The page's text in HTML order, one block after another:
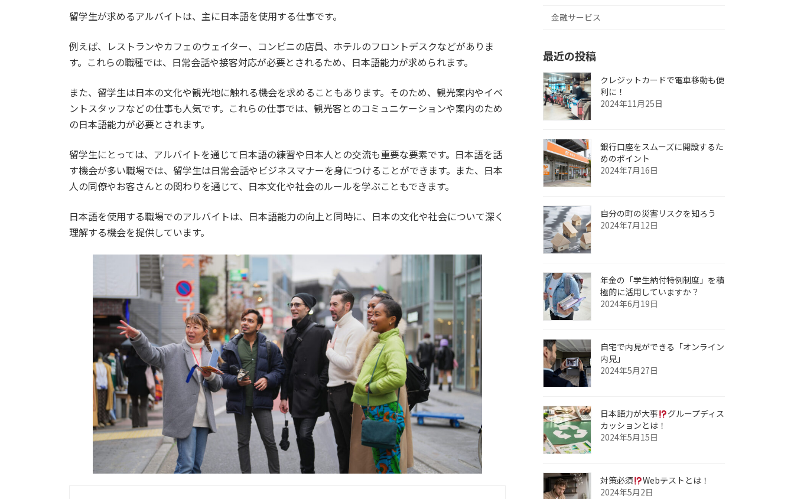
留学生が求めるアルバイトは、主に日本語を使用する仕事です。
例えば、レストランやカフェのウェイター、コンビニの店員、ホテルのフロントデスクなどがありま
す。これらの職種では、日常会話や接客対応が必要とされるため、日本語能力が求められます。
また、留学生は日本の文化や観光地に触れる機会を求めることもあります。そのため、観光案内やイベ
ントスタッフなどの仕事も人気です。これらの仕事では、観光客とのコミュニケーションや案内のため
の日本語能力が必要とされます。
留学生にとっては、アルバイトを通じて日本語の練習や日本人との交流も重要な要素です。日本語を話
す機会が多い職場では、留学生は日常会話やビジネスマナーを身につけることができます。また、日本
人の同僚やお客さんとの関わりを通じて、日本文化や社会のルールを学ぶこともできます。
日本語を使用する職場でのアルバイトは、日本語能力の向上と同時に、日本の文化や社会について深く
理解する機会を提供しています。
金融サービス
最近の投稿
クレジットカードで電車移動も便
利に！
2024年11月25日
銀行口座をスムーズに開設するた
めのポイント
2024年7月16日
自分の町の災害リスクを知ろう
2024年7月12日
年金の「学生納付特例制度」を積
極的に活用していますか？
2024年6月19日
自宅で内見ができる「オンライン
内見」
2024年5月27日
日本語力が大事
グループディス
カッションとは！
2024年5月15日
対策必須
Webテストとは！
2024年5月2日